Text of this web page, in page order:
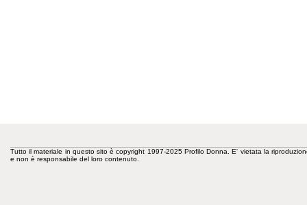
Tutto il materiale in questo sito è copyright 1997-2025 Profilo Donna. E' vietata la
e non è responsabile del loro contenuto.